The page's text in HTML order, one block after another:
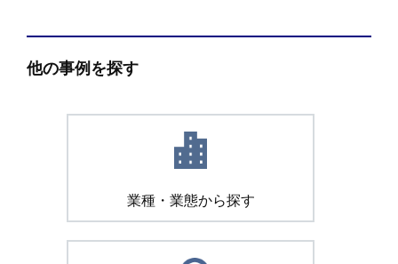
他の事例を探す
業種・業態から探す